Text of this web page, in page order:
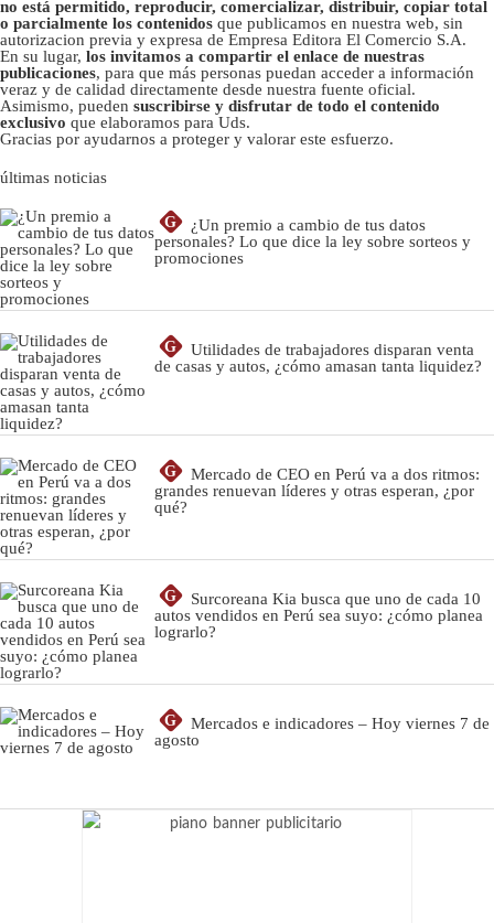
no está permitido, reproducir, comercializar, distribuir, copiar total
o parcialmente los contenidos que publicamos en nuestra web, sin
autorizacion previa y expresa de Empresa Editora El Comercio S.A.
En su lugar, los invitamos a compartir el enlace de nuestras
publicaciones, para que más personas puedan acceder a información
veraz y de calidad directamente desde nuestra fuente oficial.
Asimismo, pueden suscribirse y disfrutar de todo el contenido
exclusivo que elaboramos para Uds.
Gracias por ayudarnos a proteger y valorar este esfuerzo.
últimas noticias
G
¿Un premio a cambio de tus datos
personales? Lo que dice la ley sobre sorteos y
promociones
G
Utilidades de trabajadores disparan venta
de casas y autos, ¿cómo amasan tanta liquidez?
G
Mercado de CEO en Perú va a dos ritmos:
grandes renuevan líderes y otras esperan, ¿por
qué?
G
Surcoreana Kia busca que uno de cada 10
autos vendidos en Perú sea suyo: ¿cómo planea
lograrlo?
G
Mercados e indicadores – Hoy viernes 7 de
agosto